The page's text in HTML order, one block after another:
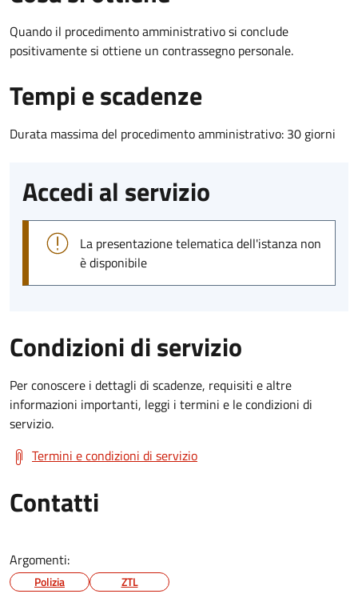
Quando il procedimento amministrativo si conclude
positivamente si ottiene un contrassegno personale.
Tempi e scadenze
Durata massima del procedimento amministrativo: 30 giorni
Accedi al servizio
La presentazione telematica dell'istanza non
è disponibile
Condizioni di servizio
Per conoscere i dettagli di scadenze, requisiti e altre
informazioni importanti, leggi i termini e le condizioni di
servizio.
Termini e condizioni di servizio
Contatti
Argomenti:
Polizia ZTL